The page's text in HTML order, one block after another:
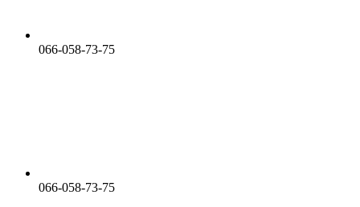
066-058-73-75
066-058-73-75